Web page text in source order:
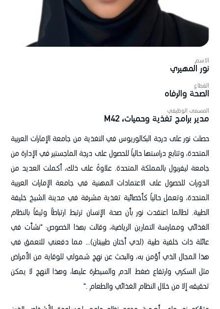
الاسم
نور المهيري
القطاع
الصحة والرفاه
المسمى الوظيفي
مدير برامج تغذية وحميات، M42
حصلت نور على درجة البكالوريوس في التغذية من جامعة الإمارات العربية
المتحدة، وتتابع دراستها حالياً للحصول على درجة الماجستير في الإدارة من
جامعة ليفربول بالمملكة المتحدة. علاوةً على ذلك، أكملت العديد من
الدورات للحصول على الاعتمادات المهنية في جامعة الإمارات العربية
المتحدة، وتعمل حالياً كأخصائية تغذية مشرفة في مدينة الشيخ خليفة
الطبية. لطالما اعتقدت نور بأن صحة الإنسان ترتبط ارتباطاً وثيقاً بالنظام
الغذائي وممارسة التمارين الرياضية، وقالت بهذا الخصوص: "نشأت في
عائلة ذات خلفية طبية (لدي أختان طبيبتان)... مما دفعني للتعمق في
هذا المجال الذي أؤمن به، والبحث عن نهج شمولي للوقاية من الأمراض
مثل السكري وارتفاع ضغط الدم والسيطرة عليها، وهذا النهج لا يمكن
تحقيقه إلا من خلال النظام الغذائي والطعام ."